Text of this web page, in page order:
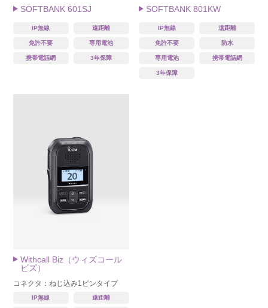
SOFTBANK 601SJ
IP無線 遠距離
免許不要 専用電池
携帯電話網 3年保障
SOFTBANK 801KW
IP無線 遠距離
免許不要 防水
専用電池 携帯電話網
3年保障
Withcall Biz（ウィズコール
ビズ）
コネクタ：ねじ込み1ピンタイプ
IP無線 遠距離